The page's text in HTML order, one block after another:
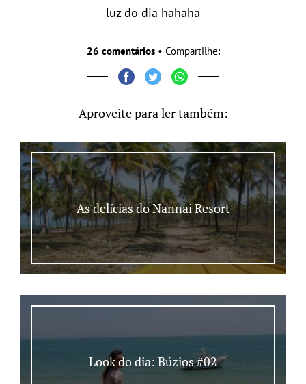
luz do dia hahaha
26 comentários• Compartilhe:
Aproveite para ler também:
As delícias do Nannai Resort
Look do dia: Búzios #02